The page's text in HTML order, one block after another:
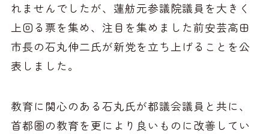
れませんでしたが、蓮舫元参議院議員を大きく
上回る票を集め、注目を集めました前安芸高田
市長の石丸伸二氏が新党を立ち上げることを公
表しました。
教育に関心のある石丸氏が都議会議員と共に、
首都圏の教育を更により良いものに改善してい